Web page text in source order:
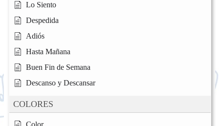
Lo Siento
Despedida
Adiós
Hasta Mañana
Buen Fin de Semana
Descanso y Descansar
COLORES
Color